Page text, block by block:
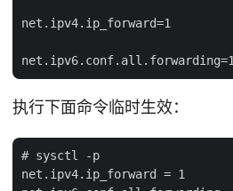
net.ipv4.ip_forward=1
执行下面命令临时生效：
# sysctl -p
net.ipv4.ip_forward = 1